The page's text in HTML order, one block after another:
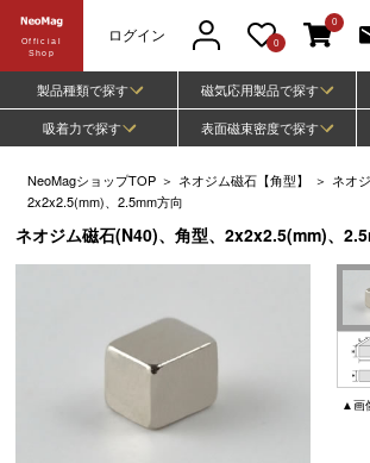
Official
Shop
ログイン 0
0
製品種類で探す 磁気応用製品で探す
吸着力で探す
表面磁束密度で探す
NeoMagショップTOP ＞ ネオジム磁石【角型】 ＞ ネオ
2x2x2.5(mm)、2.5mm方向
ネオジム磁石(N40)、角型、2x2x2.5(mm)、
▲画